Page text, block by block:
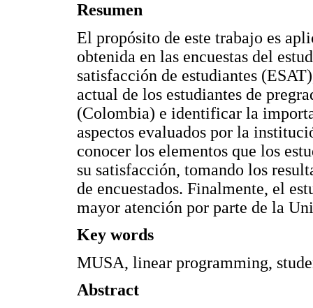
Resumen
El propósito de este trabajo es
obtenida en las encuestas del
satisfacción de estudiantes
actual de los estudiantes de
(Colombia) e identificar la
aspectos evaluados por la
conocer los elementos que los
su satisfacción, tomando los
de encuestados. Finalmente, el
mayor atención por parte de la
Key words
MUSA, linear programming,
Abstract